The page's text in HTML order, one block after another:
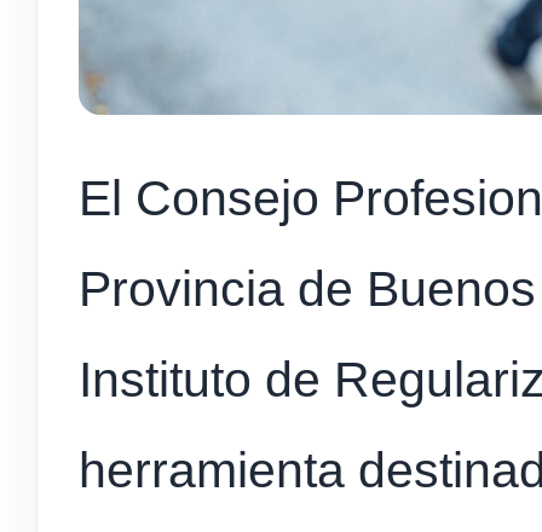
El Consejo
Provincia de
Instituto de
herramienta